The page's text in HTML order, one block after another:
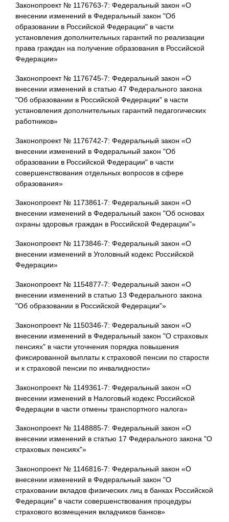
Законопроект № 1176763-7: Федеральный закон «О
внесении изменений в Федеральный закон "Об
образовании в Российской Федерации" в части
установления дополнительных гарантий по реализации
права граждан на получение образования в Российской
Федерации»
Законопроект № 1176745-7: Федеральный закон «О
внесении изменений в статью 47 Федерального закона
"Об образовании в Российской Федерации" в части
установления дополнительных гарантий педагогических
работников»
Законопроект № 1176742-7: Федеральный закон «О
внесении изменений в Федеральный закон "Об
образовании в Российской Федерации" в части
совершенствования отдельных вопросов в сфере
образования»
Законопроект № 1173861-7: Федеральный закон «О
внесении изменений в Федеральный закон "Об основах
охраны здоровья граждан в Российской Федерации"»
Законопроект № 1173846-7: Федеральный закон «О
внесении изменений в Уголовный кодекс Российской
Федерации»
Законопроект № 1154877-7: Федеральный закон «О
внесении изменений в статью 13 Федерального закона
"Об образовании в Российской Федерации"»
Законопроект № 1150346-7: Федеральный закон «О
внесении изменений в Федеральный закон "О страховых
пенсиях" в части уточнения порядка повышения
фиксированной выплаты к страховой пенсии по старости
и к страховой пенсии по инвалидности»
Законопроект № 1149361-7: Федеральный закон «О
внесении изменений в Налоговый кодекс Российской
Федерации в части отмены транспортного налога»
Законопроект № 1148885-7: Федеральный закон «О
внесении изменений в статью 17 Федерального закона "О
страховых пенсиях"»
Законопроект № 1146816-7: Федеральный закон «О
внесении изменений в Федеральный закон "О
страховании вкладов физических лиц в банках Российской
Федерации" в части совершенствования процедуры
страхового возмещения вкладчиков банков»